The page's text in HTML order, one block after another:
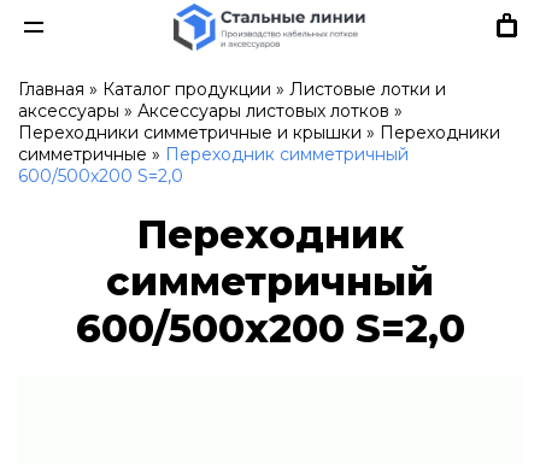
Главная » Каталог продукции » Листовые лотки и
аксессуары » Аксессуары листовых лотков »
Переходники симметричные и крышки » Переходники
симметричные » Переходник симметричный
600/500х200 S=2,0
Переходник
симметричный
600/500х200 S=2,0